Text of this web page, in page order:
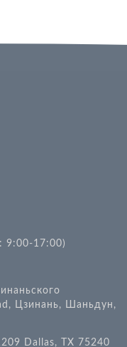
9:00-17:00)
Цзинань, Шаньдун,
Dallas, TX 75240